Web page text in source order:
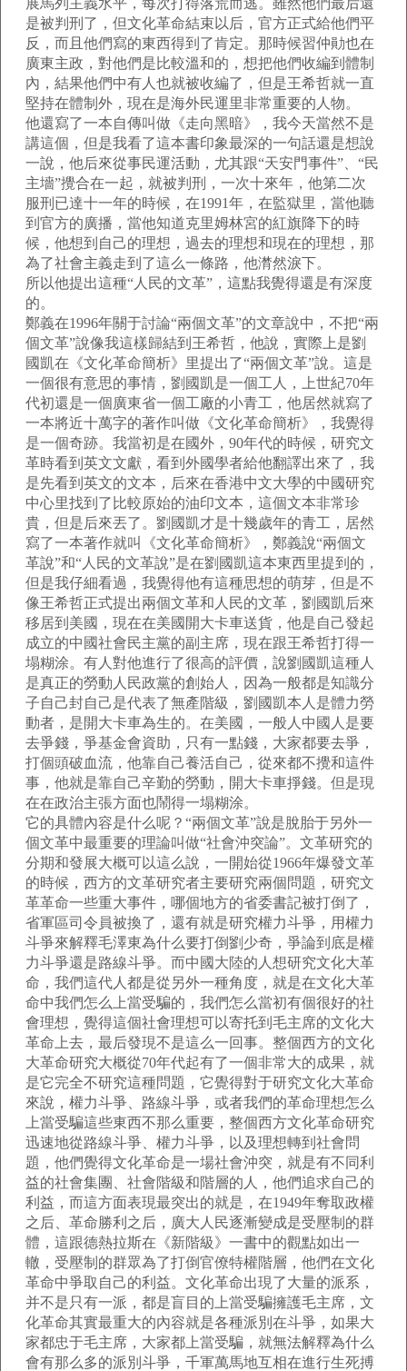
展馬列主義水平，每次打得落荒而逃。雖然他們最后還
是被判刑了，但文化革命結束以后，官方正式給他們平
反，而且他們寫的東西得到了肯定。那時候習仲勛也在
廣東主政，對他們是比較溫和的，想把他們收編到體制
內，結果他們中有人也就被收編了，但是王希哲就一直
堅持在體制外，現在是海外民運里非常重要的人物。
他還寫了一本自傳叫做《走向黑暗》，我今天當然不是
講這個，但是我看了這本書印象最深的一句話還是想說
一說，他后來從事民運活動，尤其跟“天安門事件”、“民
主墻”攪合在一起，就被判刑，一次十來年，他第二次
服刑已達十一年的時候，在1991年，在監獄里，當他聽
到官方的廣播，當他知道克里姆林宮的紅旗降下的時
候，他想到自己的理想，過去的理想和現在的理想，那
為了社會主義走到了這么一條路，他潸然淚下。
所以他提出這種“人民的文革”，這點我覺得還是有深度
的。
鄭義在1996年關于討論“兩個文革”的文章說中，不把“兩
個文革”說像我這樣歸結到王希哲，他說，實際上是劉
國凱在《文化革命簡析》里提出了“兩個文革”說。這是
一個很有意思的事情，劉國凱是一個工人，上世紀70年
代初還是一個廣東省一個工廠的小青工，他居然就寫了
一本將近十萬字的著作叫做《文化革命簡析》，我覺得
是一個奇跡。我當初是在國外，90年代的時候，研究文
革時看到英文文獻，看到外國學者給他翻譯出來了，我
是先看到英文的文本，后來在香港中文大學的中國研究
中心里找到了比較原始的油印文本，這個文本非常珍
貴，但是后來丟了。劉國凱才是十幾歲年的青工，居然
寫了一本著作就叫《文化革命簡析》，鄭義說“兩個文
革說”和“人民的文革說”是在劉國凱這本東西里提到的，
但是我仔細看過，我覺得他有這種思想的萌芽，但是不
像王希哲正式提出兩個文革和人民的文革，劉國凱后來
移居到美國，現在在美國開大卡車送貨，他是自己發起
成立的中國社會民主黨的副主席，現在跟王希哲打得一
塌糊涂。有人對他進行了很高的評價，說劉國凱這種人
是真正的勞動人民政黨的創始人，因為一般都是知識分
子自己封自己是代表了無產階級，劉國凱本人是體力勞
動者，是開大卡車為生的。在美國，一般人中國人是要
去爭錢，爭基金會資助，只有一點錢，大家都要去爭，
打個頭破血流，他靠自己養活自己，從來都不攪和這件
事，他就是靠自己辛勤的勞動，開大卡車掙錢。但是現
在在政治主張方面也鬧得一塌糊涂。
它的具體內容是什么呢？“兩個文革”說是脫胎于另外一
個文革中最重要的理論叫做“社會沖突論”。文革研究的
分期和發展大概可以這么說，一開始從1966年爆發文革
的時候，西方的文革研究者主要研究兩個問題，研究文
革革命一些重大事件，哪個地方的省委書記被打倒了，
省軍區司令員被換了，還有就是研究權力斗爭，用權力
斗爭來解釋毛澤東為什么要打倒劉少奇，爭論到底是權
力斗爭還是路線斗爭。而中國大陸的人想研究文化大革
命，我們這代人都是從另外一種角度，就是在文化大革
命中我們怎么上當受騙的，我們怎么當初有個很好的社
會理想，覺得這個社會理想可以寄托到毛主席的文化大
革命上去，最后發現不是這么一回事。整個西方的文化
大革命研究大概從70年代起有了一個非常大的成果，就
是它完全不研究這種問題，它覺得對于研究文化大革命
來說，權力斗爭、路線斗爭，或者我們的革命理想怎么
上當受騙這些東西不那么重要，整個西方文化革命研究
迅速地從路線斗爭、權力斗爭，以及理想轉到社會問
題，他們覺得文化革命是一場社會沖突，就是有不同利
益的社會集團、社會階級和階層的人，他們追求自己的
利益，而這方面表現最突出的就是，在1949年奪取政權
之后、革命勝利之后，廣大人民逐漸變成是受壓制的群
體，這跟德熱拉斯在《新階級》一書中的觀點如出一
轍，受壓制的群眾為了打倒官僚特權階層，他們在文化
革命中爭取自己的利益。文化革命出現了大量的派系，
并不是只有一派，都是盲目的上當受騙擁護毛主席，文
化革命其實最重大的內容就是各種派別在斗爭，如果大
家都忠于毛主席，大家都上當受騙，就無法解釋為什么
會有那么多的派別斗爭，千軍萬馬地互相在進行生死搏